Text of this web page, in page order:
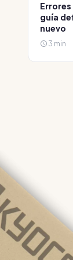
guía
nuevo
3 min